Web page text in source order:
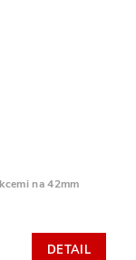
na 42mm
DETAIL